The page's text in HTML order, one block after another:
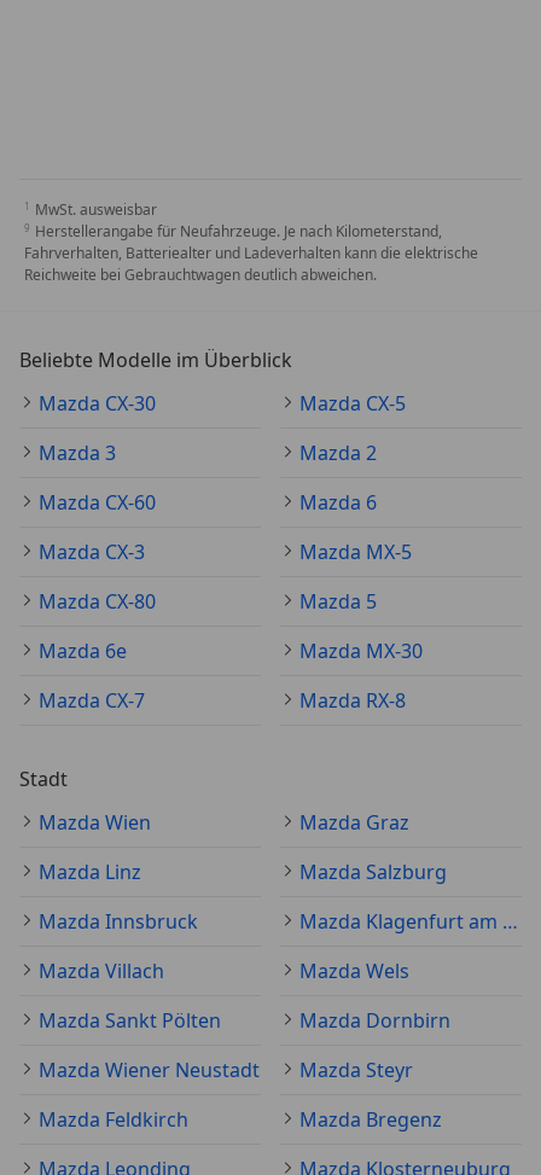
MwSt. ausweisbar
Herstellerangabe für Neufahrzeuge. Je nach Kilometerstand,
Fahrverhalten, Batteriealter und Ladeverhalten kann die elektrische
Reichweite bei Gebrauchtwagen deutlich abweichen.
Beliebte Modelle im Überblick
Mazda CX-30
Mazda CX-5
Mazda 3
Mazda 2
Mazda CX-60
Mazda 6
Mazda CX-3
Mazda MX-5
Mazda CX-80
Mazda 5
Mazda 6e
Mazda MX-30
Mazda CX-7
Mazda RX-8
Stadt
Mazda Wien
Mazda Graz
Mazda Linz
Mazda Salzburg
Mazda Innsbruck
Mazda Klagenfurt am Wörthersee
Mazda Villach
Mazda Wels
Mazda Sankt Pölten
Mazda Dornbirn
Mazda Wiener Neustadt
Mazda Steyr
Mazda Feldkirch
Mazda Bregenz
Mazda Leonding
Mazda Klosterneuburg